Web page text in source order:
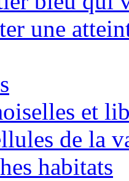
une
et
de la
habitats